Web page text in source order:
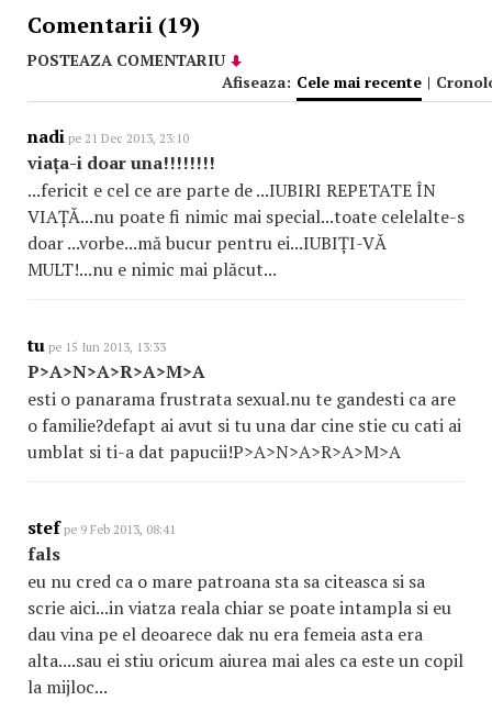
Comentarii (19)
POSTEAZA COMENTARIU
Afiseaza: Cele mai recente |
nadi pe 21 Dec 2013, 23:10
viața-i doar una!!!!!!!!
...fericit e cel ce are parte de ...IUBIRI REPETATE ÎN
VIAȚĂ...nu poate fi nimic mai special...toate celelalte-s
doar ...vorbe...mă bucur pentru ei...IUBIȚI-VĂ
MULT!...nu e nimic mai plăcut...
tu pe 15 Iun 2013, 13:33
P>A>N>A>R>A>M>A
esti o panarama frustrata sexual.nu te gandesti ca are
o familie?defapt ai avut si tu una dar cine stie cu cati ai
umblat si ti-a dat papucii!P>A>N>A>R>A>M>A
stef pe 9 Feb 2013, 08:41
fals
eu nu cred ca o mare patroana sta sa citeasca si sa
scrie aici...in viatza reala chiar se poate intampla si eu
dau vina pe el deoarece dak nu era femeia asta era
alta....sau ei stiu oricum aiurea mai ales ca este un copil
la mijloc...